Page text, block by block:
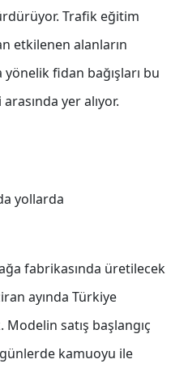
Trafik eğitim
etkilenen alanların
yönelik fidan bağışları bu
yer alıyor.
yollarda
fabrikasında üretilecek
ayında Türkiye
Modelin satış başlangıç
kamuoyu ile